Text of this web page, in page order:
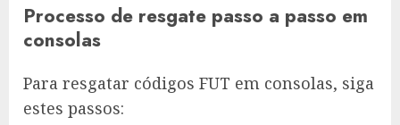
Processo de resgate passo a passo em
consolas
Para resgatar códigos FUT em consolas, siga
estes passos: